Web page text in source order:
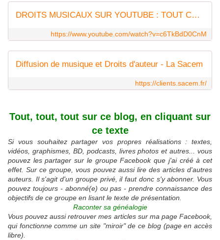
DROITS MUSICAUX SUR YOUTUBE : TOUT CE QUE VOUS DEVEZ SAVOIR - 911 AVOCAT - Ep. 7
https://www.youtube.com/watch?v=c6TkBdD0CnM
Diffusion de musique et Droits d'auteur - La Sacem
https://clients.sacem.fr/
Tout, tout, tout sur ce blog, en cliquant sur
ce texte
Si vous souhaitez partager vos propres réalisations : textes,
vidéos, graphismes, BD, podcasts, livres photos et autres... vous
pouvez les partager sur le groupe Facebook que j'ai créé à cet
effet. Sur ce groupe, vous pouvez aussi lire des articles d'autres
auteurs. Il s'agit d'un groupe privé, il faut donc s'y abonner. Vous
pouvez toujours - abonné(e) ou pas - prendre connaissance des
objectifs de ce groupe en lisant le texte de présentation.
Raconter sa généalogie
Vous pouvez aussi retrouver mes articles sur ma page Facebook,
qui fonctionne comme un site "miroir" de ce blog (page en accès
libre).